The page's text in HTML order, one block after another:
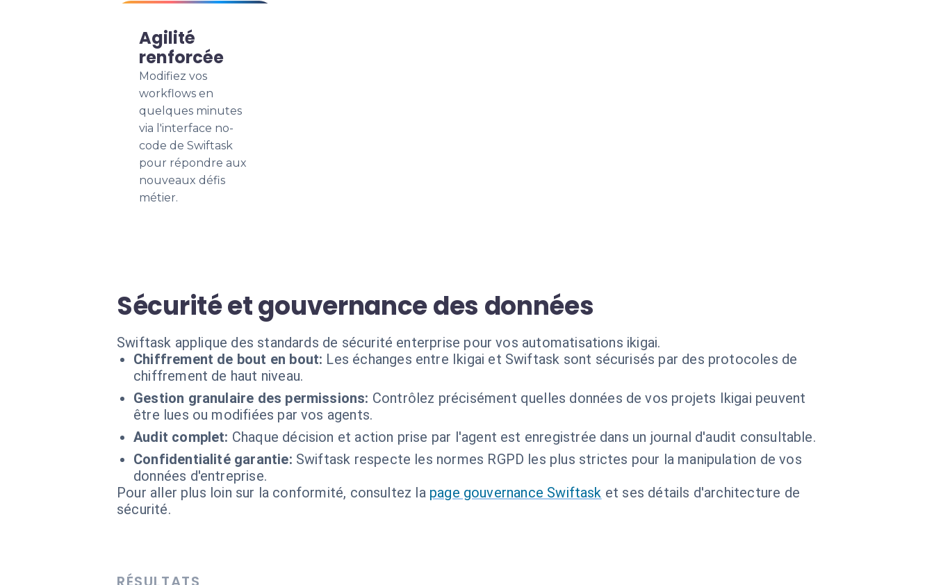
Agilité
renforcée
Modifiez vos
workflows en
quelques minutes
via l'interface no-
code de Swiftask
pour répondre aux
nouveaux défis
métier.
Sécurité et gouvernance des données
Swiftask applique des standards de sécurité enterprise pour vos automatisations ikigai.
Chiffrement de bout en bout: Les échanges entre Ikigai et Swiftask sont sécurisés par des protocoles de
chiffrement de haut niveau.
Gestion granulaire des permissions: Contrôlez précisément quelles données de vos projets Ikigai peuvent
être lues ou modifiées par vos agents.
Audit complet: Chaque décision et action prise par l'agent est enregistrée dans un journal d'audit consultable.
Confidentialité garantie: Swiftask respecte les normes RGPD les plus strictes pour la manipulation de vos
données d'entreprise.
Pour aller plus loin sur la conformité, consultez la page gouvernance Swiftask et ses détails d'architecture de
sécurité.